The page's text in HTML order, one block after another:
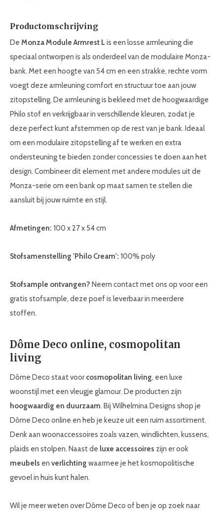
Productomschrijving
De Monza Module Armrest L is een losse armleuning die
speciaal ontworpen is als onderdeel van de modulaire Monza-
bank. Met een hoogte van 54 cm en een strakke, rechte vorm
voegt deze armleuning comfort en structuur toe aan jouw
zitopstelling. De armleuning is bekleed met de hoogwaardige
Philo stof en verkrijgbaar in verschillende kleuren, zodat je
deze perfect kunt afstemmen op de rest van je bank. Ideaal
om een modulaire zitopstelling af te werken en extra
ondersteuning te bieden zonder concessies te doen aan het
design. Combineer dit element met andere modules uit de
Monza-serie om een bank op maat samen te stellen die
aansluit bij jouw ruimte en stijl.
Afmetingen: 100 x 27 x 54 cm
Stofsamenstelling 'Philo Cream': 100% poly
Stofsample ontvangen? Neem contact met ons op voor een
gratis stofsample, deze poef is leverbaar in meerdere
stoffen.
Dôme Deco online, cosmopolitan
living
Dôme Deco staat voorcosmopolitan living, een luxe
woonstijl met een vleugje glamour. De producten zijn
hoogwaardig en duurzaam. Bij Wilhelmina Designs shop je
Dôme Deco online en heb je keuze uit een ruim assortiment.
Denk aan woonaccessoires zoals vazen, windlichten, kussens,
plaids en stolpen. Naast de luxe accessoires zijn er ook
meubels en verlichting waarmee je het kosmopolitische
gevoel in huis kunt halen.
Wil je meer weten over Dôme Deco of ben je op zoek naar